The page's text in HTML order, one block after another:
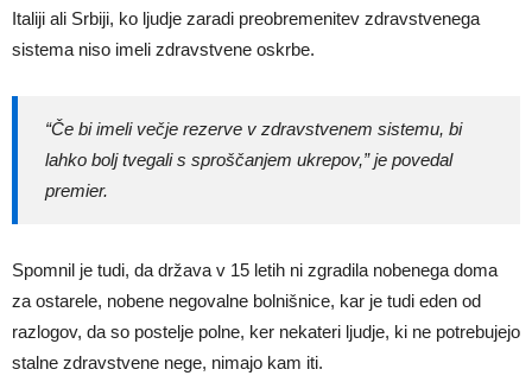
Italiji ali Srbiji, ko ljudje zaradi preobremenitev zdravstvenega
sistema niso imeli zdravstvene oskrbe.
“Če bi imeli večje rezerve v zdravstvenem sistemu, bi
lahko bolj tvegali s sproščanjem ukrepov,” je povedal
premier.
Spomnil je tudi, da država v 15 letih ni zgradila nobenega doma
za ostarele, nobene negovalne bolnišnice, kar je tudi eden od
razlogov, da so postelje polne, ker nekateri ljudje, ki ne potrebujejo
stalne zdravstvene nege, nimajo kam iti.